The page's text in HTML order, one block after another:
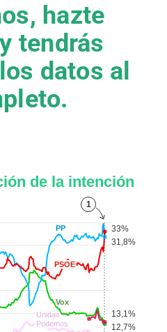
hazte
tendrás
datos al